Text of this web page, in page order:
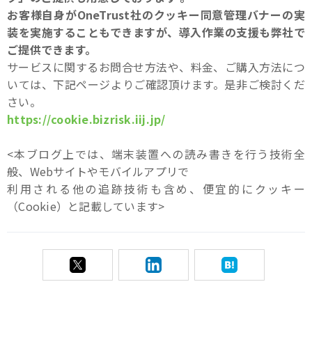
お客様自身がOneTrust社のクッキー同意管理バナーの実
装を実施することもできますが、導入作業の支援も弊社で
ご提供できます。
サービスに関するお問合せ方法や、料金、ご購入方法につ
いては、下記ページよりご確認頂けます。是非ご検討くだ
さい。
https://cookie.bizrisk.iij.jp/
<本ブログ上では、端末装置への読み書きを行う技術全
般、Webサイトやモバイルアプリで
利用される他の追跡技術も含め、便宜的にクッキー
（Cookie）と記載しています>